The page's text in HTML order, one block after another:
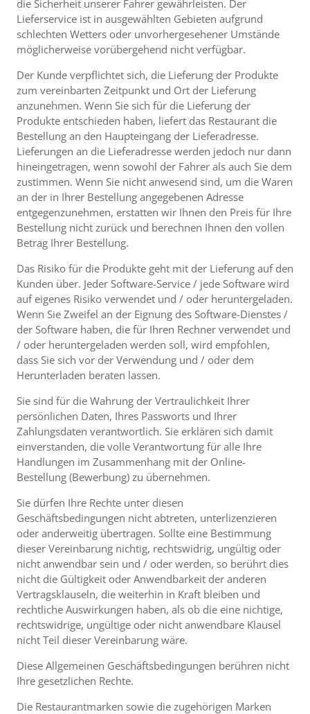
die Sicherheit unserer Fahrer gewährleisten. Der
Lieferservice ist in ausgewählten Gebieten aufgrund
schlechten Wetters oder unvorhergesehener Umstände
möglicherweise vorübergehend nicht verfügbar.
Der Kunde verpflichtet sich, die Lieferung der Produkte
zum vereinbarten Zeitpunkt und Ort der Lieferung
anzunehmen. Wenn Sie sich für die Lieferung der
Produkte entschieden haben, liefert das Restaurant die
Bestellung an den Haupteingang der Lieferadresse.
Lieferungen an die Lieferadresse werden jedoch nur dann
hineingetragen, wenn sowohl der Fahrer als auch Sie dem
zustimmen. Wenn Sie nicht anwesend sind, um die Waren
an der in Ihrer Bestellung angegebenen Adresse
entgegenzunehmen, erstatten wir Ihnen den Preis für Ihre
Bestellung nicht zurück und berechnen Ihnen den vollen
Betrag Ihrer Bestellung.
Das Risiko für die Produkte geht mit der Lieferung auf den
Kunden über. Jeder Software-Service / jede Software wird
auf eigenes Risiko verwendet und / oder heruntergeladen.
Wenn Sie Zweifel an der Eignung des Software-Dienstes /
der Software haben, die für Ihren Rechner verwendet und
/ oder heruntergeladen werden soll, wird empfohlen,
dass Sie sich vor der Verwendung und / oder dem
Herunterladen beraten lassen.
Sie sind für die Wahrung der Vertraulichkeit Ihrer
persönlichen Daten, Ihres Passworts und Ihrer
Zahlungsdaten verantwortlich. Sie erklären sich damit
einverstanden, die volle Verantwortung für alle Ihre
Handlungen im Zusammenhang mit der Online-
Bestellung (Bewerbung) zu übernehmen.
Sie dürfen Ihre Rechte unter diesen
Geschäftsbedingungen nicht abtreten, unterlizenzieren
oder anderweitig übertragen. Sollte eine Bestimmung
dieser Vereinbarung nichtig, rechtswidrig, ungültig oder
nicht anwendbar sein und / oder werden, so berührt dies
nicht die Gültigkeit oder Anwendbarkeit der anderen
Vertragsklauseln, die weiterhin in Kraft bleiben und
rechtliche Auswirkungen haben, als ob die eine nichtige,
rechtswidrige, ungültige oder nicht anwendbare Klausel
nicht Teil dieser Vereinbarung wäre.
Diese Allgemeinen Geschäftsbedingungen berühren nicht
Ihre gesetzlichen Rechte.
Die Restaurantmarken sowie die zugehörigen Marken